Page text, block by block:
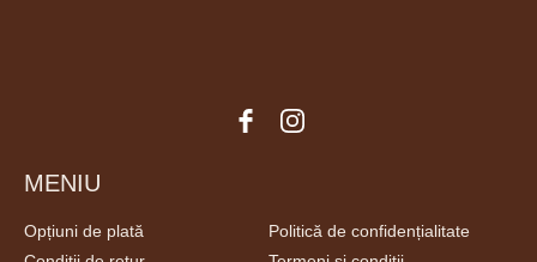
MENIU
Opțiuni de plată
Politică de confidențialitate